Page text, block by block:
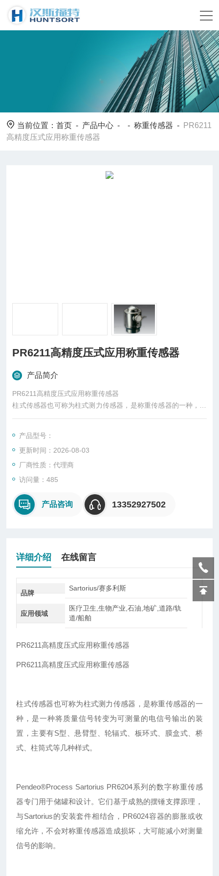
当前位置：首页 - 产品中心 - -称重传感器 -
PR6211
高精度压式应用称重传感器
PR6211高精度压式应用称重传感器
产品简介
PR6211高精度压式应用称重传感器
柱式传感器也可称为柱式测力传感器，是称重传感器的一种，是
一种将质量信号转变为可测量的电信号输出的装置，主要有S
式。
产品型号：
更新时间：2026-08-03
厂商性质：代理商
访问量：485
产品咨询 13352927502
详细介绍 在线留言
品牌
Sartorius/赛多利斯
应用领域
医疗卫生,生物产业,石油,地矿,道路/轨
道/船舶
PR6211高精度压式应用称重传感器
PR6211高精度压式应用称重传感器
柱式传感器也可称为柱式测力传感器，是称重传感器的一
种，是一种将质量信号转变为可测量的电信号输出的装
置，主要有S型、悬臂型、轮辐式、板环式、膜盒式、桥
式、柱筒式等几种样式。
Pendeo®Process Sartorius PR6204系列的数字称重传感
器专门用于储罐和设计。它们基于成熟的摆锤支撑原理，
与Sartorius的安装套件相结合，PR6024容器的膨胀或收
缩允许，不会对称重传感器造成损坏，大可能减小对测量
信号的影响。